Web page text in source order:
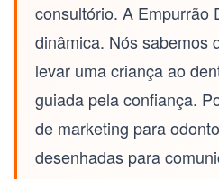
consultório. A Empurrão
dinâmica. Nós sabemos
levar uma criança ao
guiada pela confiança.
de marketing para
desenhadas para